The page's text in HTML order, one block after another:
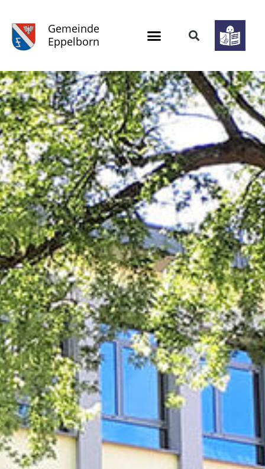
Gemeinde
Eppelborn